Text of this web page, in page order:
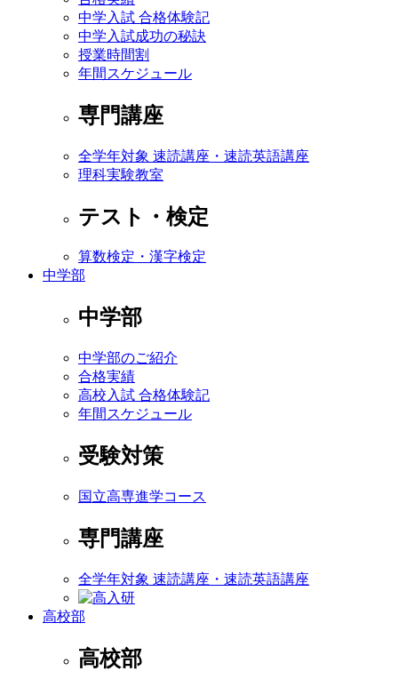
中学入試 合格体験記
中学入試成功の秘訣
授業時間割
年間スケジュール
専門講座
全学年対象 速読講座・速読英語講座
理科実験教室
テスト・検定
算数検定・漢字検定
中学部
中学部
中学部のご紹介
合格実績
高校入試 合格体験記
年間スケジュール
受験対策
国立高専進学コース
専門講座
全学年対象 速読講座・速読英語講座
高校部
高校部